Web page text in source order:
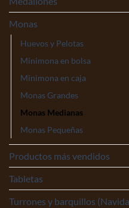
Monas
Huevos y Pelotas
Minimona en bolsa
Minimona en caja
Monas Grandes
Monas Medianas
Monas Pequeñas
Productos más vendidos
Tabletas
Turrones y barquillos